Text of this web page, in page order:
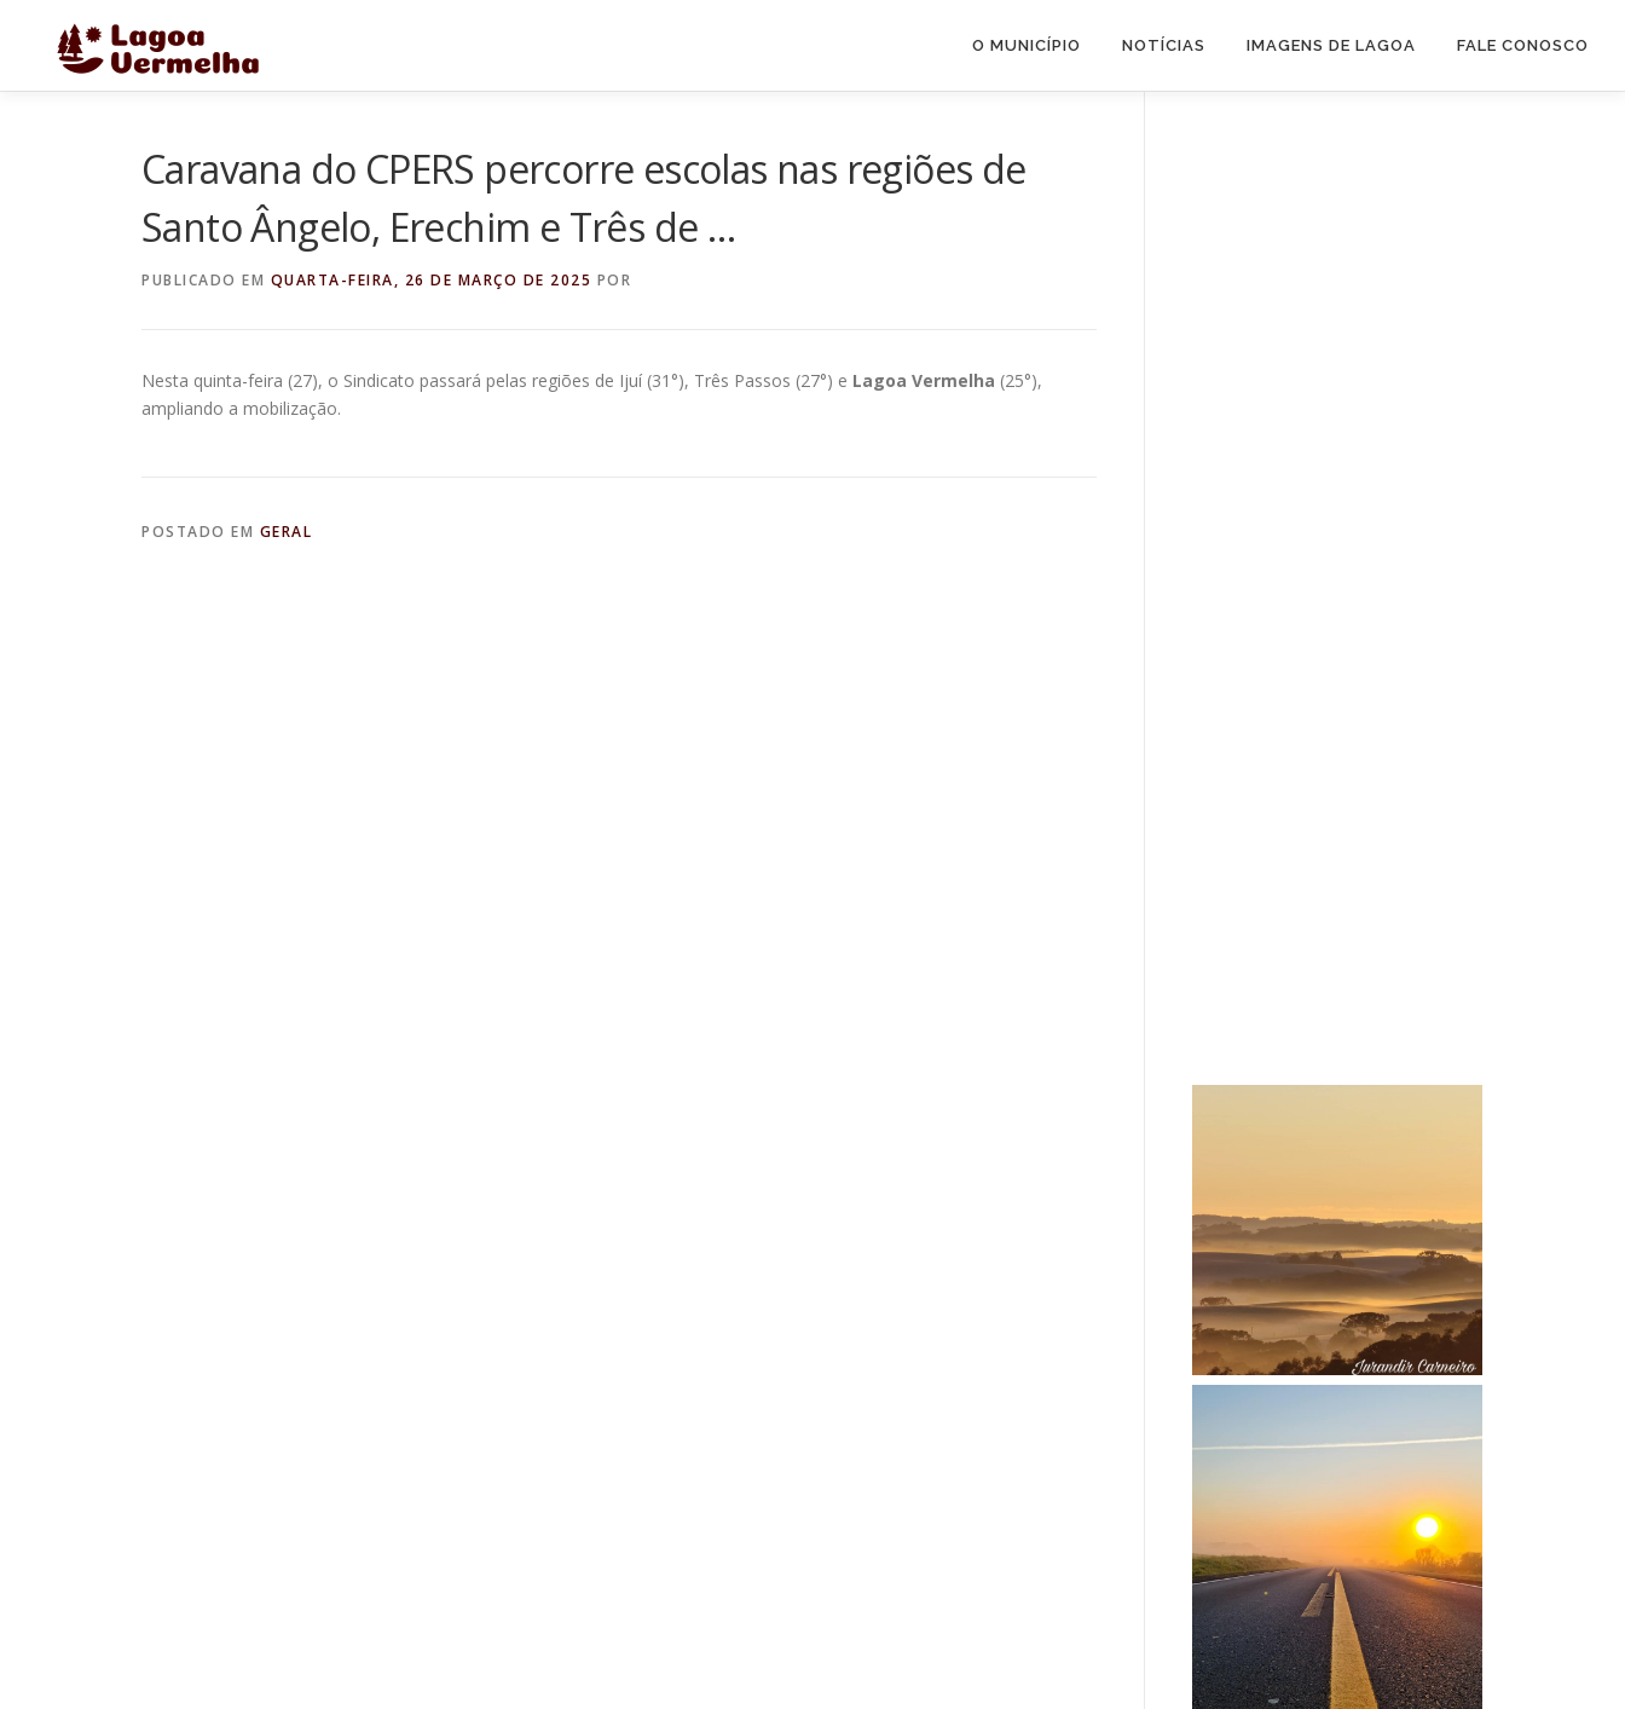
conteúdo
O MUNICÍPIO NOTÍCIAS IMAGENS DE LAGOA FALE CONOSCO
Caravana do CPERS percorre escolas nas regiões de
Santo Ângelo, Erechim e Três de …
PUBLICADO EM QUARTA-FEIRA, 26 DE MARÇO DE 2025 POR
Nesta quinta-feira (27), o Sindicato passará pelas regiões de Ijuí (31°), Três Passos (27°) e Lagoa Vermelha (25°),
ampliando a mobilização.
POSTADO EM GERAL